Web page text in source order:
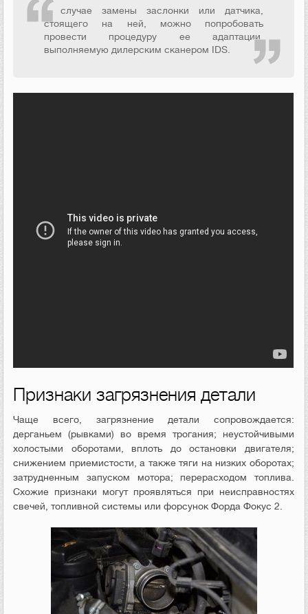
В случае замены заслонки или датчика,
стоящего на ней, можно попробовать
провести процедуру ее адаптации,
выполняемую дилерским сканером IDS.
Признаки загрязнения детали
Чаще всего, загрязнение детали сопровождается:
дерганьем (рывками) во время трогания; неустойчивыми
холостыми оборотами, вплоть до остановки двигателя;
снижением приемистости, а также тяги на низких оборотах;
затрудненным запуском мотора; перерасходом топлива.
Схожие признаки могут проявляться при неисправностях
свечей, топливной системы или форсунок Форда Фокус 2.